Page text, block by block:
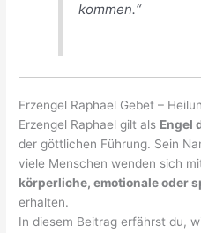
kommen.“
Erzengel Raphael Gebet –
Erzengel Raphael gilt als Engel
der göttlichen Führung. Sein
viele Menschen wenden sich
körperliche, emotionale oder
erhalten.
In diesem Beitrag erfährst du,